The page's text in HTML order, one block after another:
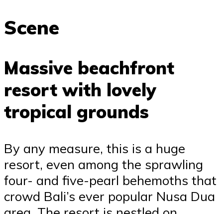
Scene
Massive beachfront
resort with lovely
tropical grounds
By any measure, this is a huge
resort, even among the sprawling
four- and five-pearl behemoths that
crowd Bali’s ever popular Nusa Dua